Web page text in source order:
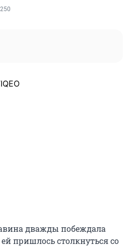
дважды побеждала
пришлось столкнуться со